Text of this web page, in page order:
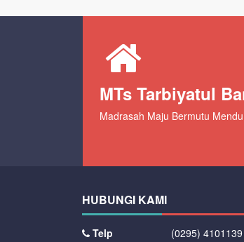
MTs Tarbiyatul
Madrasah Maju Bermutu
HUBUNGI KAMI
Telp
(0295) 4101139